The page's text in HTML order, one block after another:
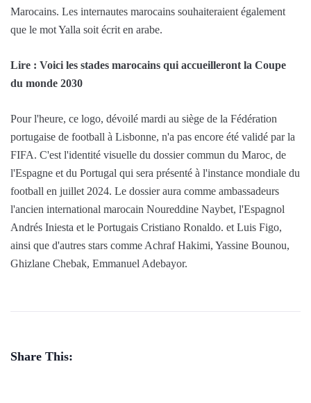
Marocains. Les internautes marocains souhaiteraient également
que le mot Yalla soit écrit en arabe.
Lire : Voici les stades marocains qui accueilleront la Coupe
du monde 2030
Pour l'heure, ce logo, dévoilé mardi au siège de la Fédération
portugaise de football à Lisbonne, n'a pas encore été validé par la
FIFA. C'est l'identité visuelle du dossier commun du Maroc, de
l'Espagne et du Portugal qui sera présenté à l'instance mondiale du
football en juillet 2024. Le dossier aura comme ambassadeurs
l'ancien international marocain Noureddine Naybet, l'Espagnol
Andrés Iniesta et le Portugais Cristiano Ronaldo. et Luis Figo,
ainsi que d'autres stars comme Achraf Hakimi, Yassine Bounou,
Ghizlane Chebak, Emmanuel Adebayor.
Share This: